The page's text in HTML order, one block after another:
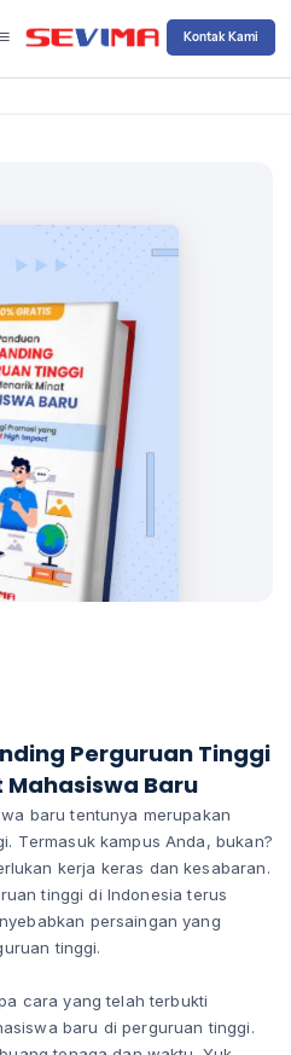
Kontak Kami
Perguruan Tinggi
Mahasiswa Baru
baru tentunya merupakan
Termasuk kampus Anda, bukan?
kerja keras dan kesabaran.
tinggi di Indonesia terus
persaingan yang
tinggi.
cara yang telah terbukti
baru di perguruan tinggi.